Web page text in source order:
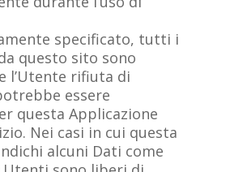
specificato, tutti i
questo sito sono
l’Utente rifiuta di
essere
questa Applicazione
Nei casi in cui questa
alcuni Dati come